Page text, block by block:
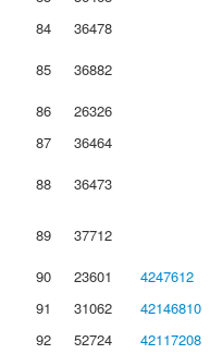
84
36478
85
36882
86
26326
87
36464
88
36473
89 37712
90
23601 4247612
91
31062 42146810
92
52724 42117208